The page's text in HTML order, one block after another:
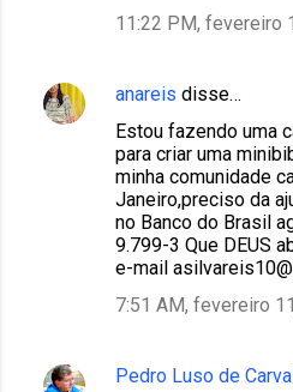
11:22 PM, fevereiro
anareis disse…
Estou fazendo uma
para criar uma
minha comunidade
Janeiro,preciso da
no Banco do Brasil
9.799-3 Que DEUS
e-mail
7:51 AM, fevereiro
Pedro Luso de